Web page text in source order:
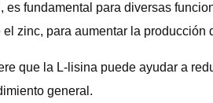
es fundamental para diversas
zinc, para aumentar la
que la L-lisina puede ayudar a
general.